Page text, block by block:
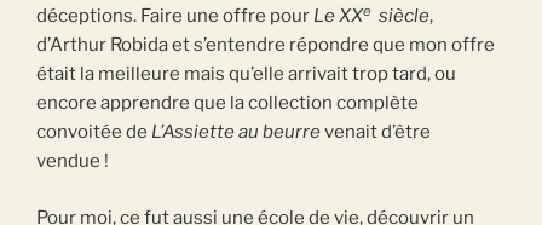
déceptions. Faire une offre pour Le XXe siècle,
d’Arthur Robida et s’entendre répondre que mon offre
était la meilleure mais qu’elle arrivait trop tard, ou
encore apprendre que la collection complète
convoitée de L’Assiette au beurrevenait d’être
vendue !
Pour moi, ce fut aussi une école de vie, découvrir un